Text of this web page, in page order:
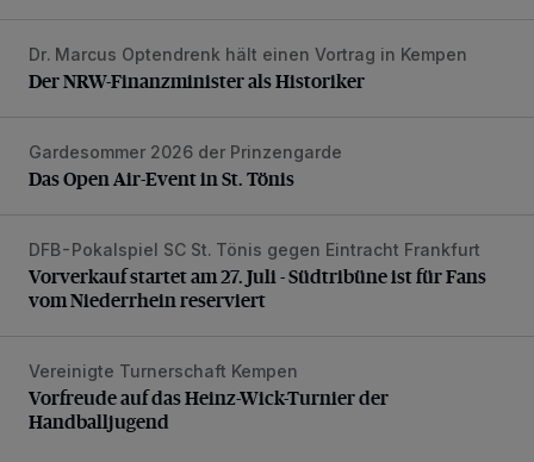
Der NRW-Finanzminister als Historiker
Dr. Marcus Optendrenk hält einen Vortrag in Kempen
Der NRW-Finanzminister als Historiker
Das Open Air-Event in St. Tönis
Gardesommer 2026 der Prinzengarde
Das Open Air-Event in St. Tönis
Vorverkauf startet am 27. Juli - Südtribüne ist für Fans
DFB-Pokalspiel SC St. Tönis gegen Eintracht Frankfurt
Vorverkauf startet am 27. Juli - Südtribüne ist für Fans
vom Niederrhein reserviert
Vorfreude auf das Heinz-Wick-Turnier der Handballjugend
Vereinigte Turnerschaft Kempen
Vorfreude auf das Heinz-Wick-Turnier der
Handballjugend